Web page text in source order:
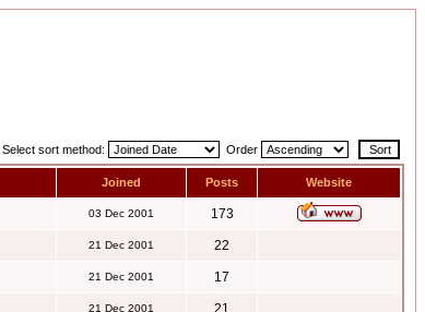
Select sort method: Order
Joined Posts Website
03 Dec 2001 173
21 Dec 2001 22
21 Dec 2001 17
21 Dec 2001 21